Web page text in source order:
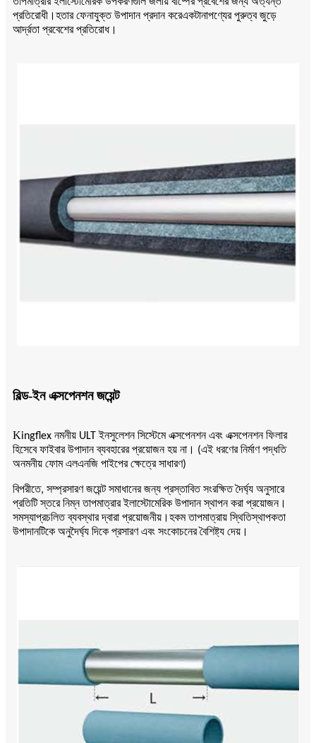
তাপমাত্রার ইলাস্টোমেরিক উপকরণগুলি জলীয় বাষ্পের প্রবেশের জন্য অত্যন্ত
প্রতিরোধী। হতার ফেনাযুক্ত উপাদান প্রদান করেএকটানাপণ্যের পুরুত্ব জুড়ে
আর্দ্রতা প্রবেশের প্রতিরোধ।
বিল্ড-ইন এক্সপেনশন জয়েন্ট
Kingflex নমনীয় ULT ইনসুলেশন সিস্টেমে এক্সপেনশন এবং এক্সপেনশন ফিলার
হিসেবে ফাইবার উপাদান ব্যবহারের প্রয়োজন হয় না। (এই ধরণের নির্মাণ পদ্ধতি
অনমনীয় ফোম এলএনজি পাইপের ক্ষেত্রে সাধারণ)
বিপরীতে, সম্প্রসারণ জয়েন্ট সমাধানের জন্য প্রস্তাবিত সংরক্ষিত দৈর্ঘ্য অনুসারে
প্রতিটি স্তরে নিম্ন তাপমাত্রার ইলাস্টোমেরিক উপাদান স্থাপন করা প্রয়োজন।
সমস্যাপ্রচলিত ব্যবস্থার দ্বারা প্রয়োজনীয়। হকম তাপমাত্রায় স্থিতিস্থাপকতা
উপাদানটিকে অনুদৈর্ঘ্য দিকে প্রসারণ এবং সংকোচনের বৈশিষ্ট্য দেয়।